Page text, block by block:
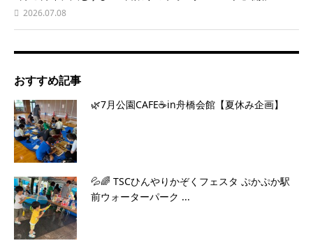
2026.07.08
おすすめ記事
🌿7月公園CAFE☕️in舟橋会館【夏休み企画】
💦🌈 TSCひんやりかぞくフェスタ ぷかぷか駅
前ウォーターパーク ...